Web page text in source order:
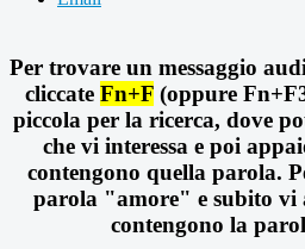
Per trovare un messaggio
cliccate Fn+F (oppure
piccola per la ricerca, dove
che vi interessa e poi
contengono quella parola.
parola "amore" e subito vi
contengono la